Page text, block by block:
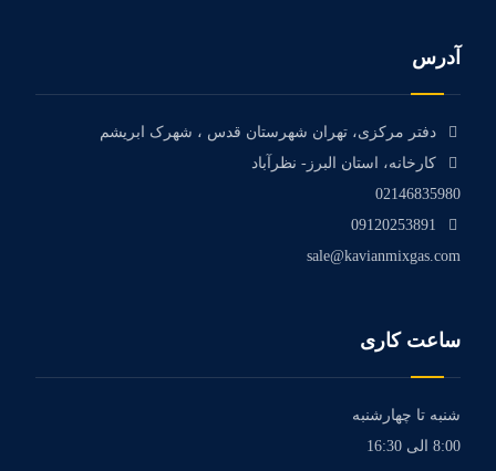
آدرس
دفتر مرکزی، تهران شهرستان قدس ، شهرک ابریشم
کارخانه، استان البرز- نظرآباد
02146835980
09120253891
sale@kavianmixgas.com
ساعت کاری
شنبه تا چهارشنبه
8:00 الی 16:30